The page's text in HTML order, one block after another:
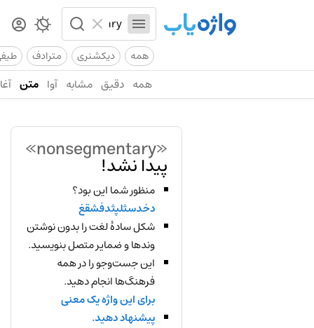
همه دیکشنری مترادف
همه دقیق مشابه آوا متن
«nonsegmentary»
پیدا نشد!
منظور شما این بود؟
دخدسثلپثدفشقغ
شکل سادهٔ لغت را بدون نوشتن
وندها و ضمایر متصل بنویسید.
این جست‌وجو را در همه
فرهنگ‌ها انجام دهید.
برای این واژه یک معنی
پیشنهاد دهید.